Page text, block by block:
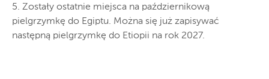
5. Zostały ostatnie miejsca na październikową
pielgrzymkę do Egiptu. Można się już zapisywać
następną pielgrzymkę do Etiopii na rok 2027.